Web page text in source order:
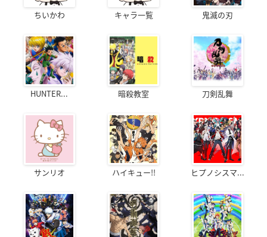
ちいかわ キャラ一覧 鬼滅の刃
HUNTER... 暗殺教室 刀剣乱舞
サンリオ ハイキュー!! ヒプノシスマ...